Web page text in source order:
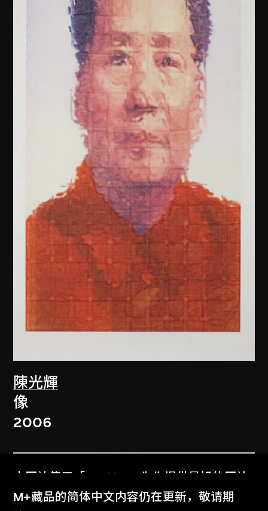
陳光輝
像
2006
本网站使用「Cookies」为你提供最好的网站
体验。
M+藏品的简体中文内容仍在更新，敬请期